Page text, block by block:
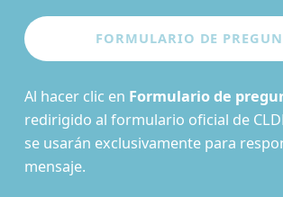
Al hacer clic en Formulario de
redirigido al formulario oficial de
se usarán exclusivamente para
mensaje.